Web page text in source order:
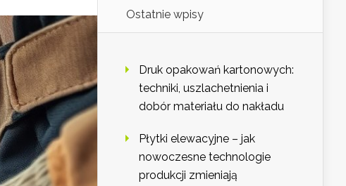
Ostatnie wpisy
Druk opakowań kartonowych:
techniki, uszlachetnienia i
dobór materiału do nakładu
Płytki elewacyjne – jak
nowoczesne technologie
produkcji zmieniają